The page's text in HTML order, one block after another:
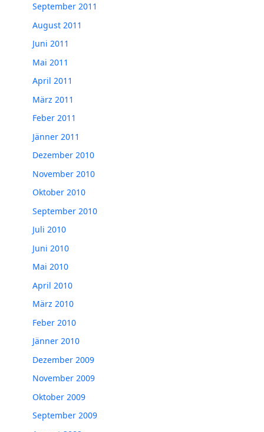
September 2011
August 2011
Juni 2011
Mai 2011
April 2011
März 2011
Feber 2011
Jänner 2011
Dezember 2010
November 2010
Oktober 2010
September 2010
Juli 2010
Juni 2010
Mai 2010
April 2010
März 2010
Feber 2010
Jänner 2010
Dezember 2009
November 2009
Oktober 2009
September 2009